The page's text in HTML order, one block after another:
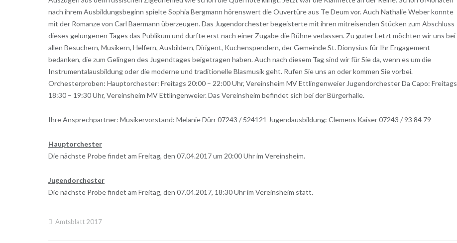
nach ihrem Ausbildungsbeginn spielte Sophia Bergmann hörenswert die Ouvertüre aus Te Deum vor. Auch Nathalie Weber konnte
mit der Romanze von Carl Baermann überzeugen. Das Jugendorchester begeisterte mit ihren mitreisenden Stücken zum Abschluss
dieses gelungenen Tages das Publikum und durfte erst nach einer Zugabe die Bühne verlassen. Zu guter Letzt möchten wir uns bei
allen Besuchern, Musikern, Helfern, Ausbildern, Dirigent, Kuchenspendern, der Gemeinde St. Dionysius für Ihr Engagement
bedanken, die zum Gelingen des Jugendtages beigetragen haben. Auch nach diesem Tag sind wir für Sie da, wenn es um die
Instrumentalausbildung oder die moderne und traditionelle Blasmusik geht. Rufen Sie uns an oder kommen Sie vorbei.
Orchesterproben: Hauptorchester: Freitags 20:00 – 22:00 Uhr, Vereinsheim MV Ettlingenweier Jugendorchester Da Capo: Freitags
18:30 – 19:30 Uhr, Vereinsheim MV Ettlingenweier. Das Vereinsheim befindet sich bei der Bürgerhalle.
Ihre Ansprechpartner: Musikervorstand: Melanie Dürr 07243 / 524121 Jugendausbildung: Clemens Kaiser 07243 / 93 84 79
Hauptorchester
Die nächste Probe findet am Freitag, den 07.04.2017 um 20:00 Uhr im Vereinsheim.
Jugendorchester
Die nächste Probe findet am Freitag, den 07.04.2017, 18:30 Uhr im Vereinsheim statt.
Amtsblatt 2017